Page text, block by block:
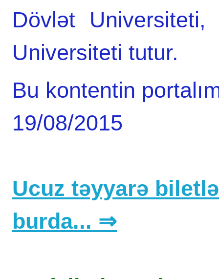
Dövlət
Universiteti tutur.
Bu kontentin
19/08/2015
Ucuz təyyarə
burda... ⇒